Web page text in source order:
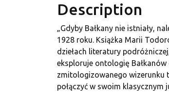
Description
„Gdyby Bałkany nie istniały,
1928 roku. Książka Marii
dziełach literatury
eksploruje ontologię
zmitologizowanego wizerunku
połączyć w swoim klasycznym